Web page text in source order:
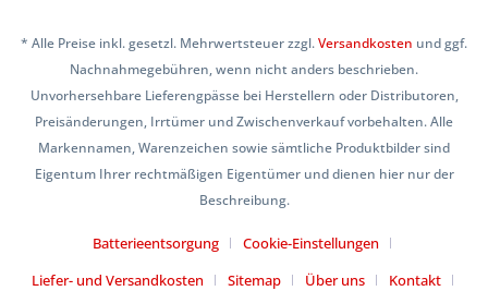
* Alle Preise inkl. gesetzl. Mehrwertsteuer zzgl.Versandkosten und ggf.
Nachnahmegebühren, wenn nicht anders beschrieben.
Unvorhersehbare Lieferengpässe bei Herstellern oder Distributoren,
Preisänderungen, Irrtümer und Zwischenverkauf vorbehalten. Alle
Markennamen, Warenzeichen sowie sämtliche Produktbilder sind
Eigentum Ihrer rechtmäßigen Eigentümer und dienen hier nur der
Beschreibung.
Batterieentsorgung
Cookie-Einstellungen
Liefer- und Versandkosten
Sitemap Über uns Kontakt